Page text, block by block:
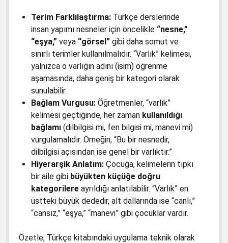
Terim Farklılaştırma:Türkçe derslerinde
insan yapımı nesneler için öncelikle “nesne,”
“eşya,” veya “görsel” gibi daha somut ve
sınırlı terimler kullanılmalıdır. “Varlık” kelimesi,
yalnızca o varlığın adını (isim) öğrenme
aşamasında, daha geniş bir kategori olarak
sunulabilir.
Bağlam Vurgusu:Öğretmenler, “varlık”
kelimesi geçtiğinde, her zaman kullanıldığı
bağlamı(dilbilgisi mi, fen bilgisi mi, manevi mi)
vurgulamalıdır. Örneğin, “Bu bir nesnedir,
dilbilgisi açısından ise genel bir varlıktır.”
Hiyerarşik Anlatım:Çocuğa, kelimelerin tıpkı
bir aile gibi büyükten küçüğe doğru
kategorilereayrıldığı anlatılabilir. “Varlık” en
üstteki büyük dededir, alt dallarında ise “canlı,”
“cansız,” “eşya,” “manevi” gibi çocuklar vardır.
Özetle, Türkçe kitabındaki uygulama teknik olarak